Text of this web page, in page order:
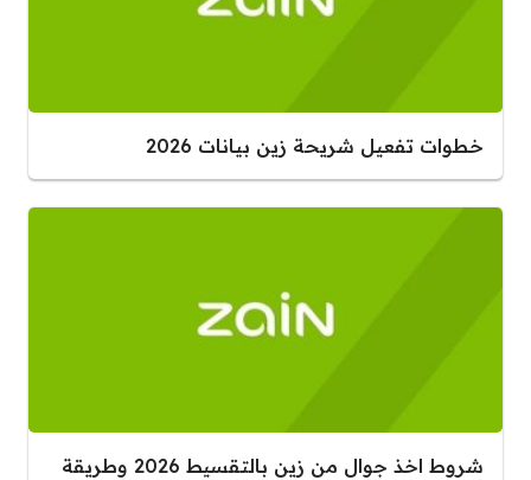
خطوات تفعيل شريحة زين بيانات 2026
شروط اخذ جوال من زين بالتقسيط 2026 وطريقة